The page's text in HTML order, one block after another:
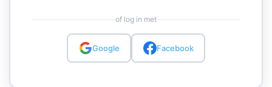
of log in met
Google Facebook